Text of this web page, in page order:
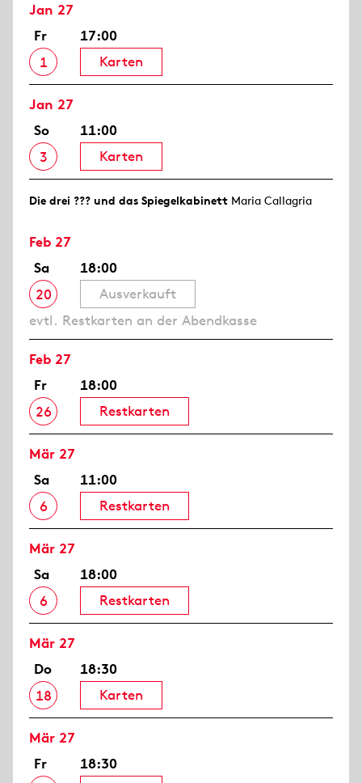
Jan 27
Fr
1
17:00
Karten
Jan 27
So
3
11:00
Karten
Die drei ??? und das Spiegelkabinett Maria Callagria
Feb 27
Sa
20
18:00
Ausverkauft
evtl. Restkarten an der Abendkasse
Feb 27
Fr
26
18:00
Restkarten
Mär 27
Sa
6
11:00
Restkarten
Mär 27
Sa
6
18:00
Restkarten
Mär 27
Do
18
18:30
Karten
Mär 27
Fr
18:30